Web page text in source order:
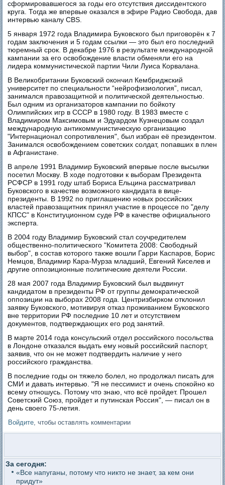
сформировавшегося за годы его отсутствия диссидентского
круга. Тогда же впервые оказался в эфире Радио Свобода, дав
интервью каналу CBS.
5 января 1972 года Владимира Буковского был приговорён к 7
годам заключения и 5 годам ссылки — это был его последний
тюремный срок. В декабре 1976 в результате международной
кампании за его освобождение власти обменяли его на
лидера коммунистической партии Чили Луиса Корвалана.
В Великобритании Буковский окончил Кембриджский
университет по специальности “нейрофизиология”, писал,
занимался правозащитной и политической деятельностью.
Был одним из организаторов кампании по бойкоту
Олимпийских игр в СССР в 1980 году. В 1983 вместе с
Владимиром Максимовым и Эдуардом Кузнецовым создал
международную антикоммунистическую организацию
"Интернационал сопротивления", был избран её президентом.
Занимался освобождением советских солдат, попавших в плен
в Афганистане.
В апреле 1991 Владимир Буковский впервые после высылки
посетил Москву. В ходе подготовки к выборам Президента
РСФСР в 1991 году штаб Бориса Ельцина рассматривал
Буковского в качестве возможного кандидата в вице-
президенты. В 1992 по приглашению новых российских
властей правозащитник принял участие в процессе по "делу
КПСС" в Конституционном суде РФ в качестве официального
эксперта.
В 2004 году Владимир Буковский стал соучредителем
общественно-политического "Комитета 2008: Свободный
выбор", в состав которого также вошли Гарри Каспаров, Борис
Немцов, Владимир Кара-Мурза младший, Евгений Киселев и
другие оппозиционные политические деятели России.
28 мая 2007 года Владимир Буковский был выдвинут
кандидатом в президенты РФ от группы демократической
оппозиции на выборах 2008 года. Центризбирком отклонил
заявку Буковского, мотивируя отказ проживанием Буковского
вне территории РФ последние 10 лет и отсутствием
документов, подтверждающих его род занятий.
В марте 2014 года консульский отдел российского посольства
в Лондоне отказался выдать ему новый российский паспорт,
заявив, что он не может подтвердить наличие у него
российского гражданства.
В последние годы он тяжело болел, но продолжал писать для
СМИ и давать интервью. "Я не пессимист и очень спокойно ко
всему отношусь. Потому что знаю, что всё пройдет. Прошел
Советский Союз, пройдет и путинская Россия", — писал он в
день своего 75-летия.
Войдите , чтобы оставлять комментарии
За сегодня:
«Все напуганы, потому что никто не знает, за кем они
придут»